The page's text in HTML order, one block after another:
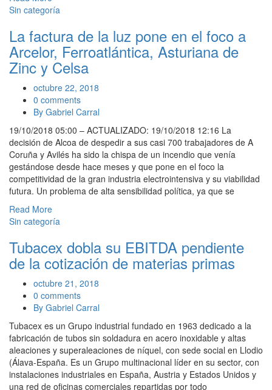
Sin categoría
La factura de la luz pone en el foco a
Arcelor, Ferroatlántica, Asturiana de
Zinc y Celsa
octubre 22, 2018
0 comments
By Gabriel Carral
19/10/2018 05:00 – ACTUALIZADO: 19/10/2018 12:16 La
decisión de Alcoa de despedir a sus casi 700 trabajadores de A
Coruña y Avilés ha sido la chispa de un incendio que venía
gestándose desde hace meses y que pone en el foco la
competitividad de la gran industria electrointensiva y su viabilidad
futura. Un problema de alta sensibilidad política, ya que se
Read More
Sin categoría
Tubacex dobla su EBITDA pendiente
de la cotización de materias primas
octubre 21, 2018
0 comments
By Gabriel Carral
Tubacex es un Grupo industrial fundado en 1963 dedicado a la
fabricación de tubos sin soldadura en acero inoxidable y altas
aleaciones y superaleaciones de níquel, con sede social en Llodio
(Álava-España. Es un Grupo multinacional líder en su sector, con
instalaciones industriales en España, Austria y Estados Unidos y
una red de oficinas comerciales repartidas por todo